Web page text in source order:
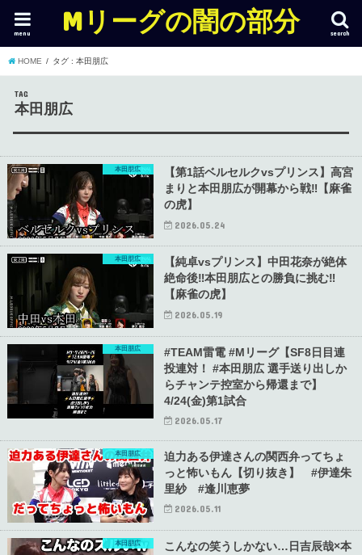
Mリーグの闇の部分 search
menu
HOME タグ : 本田朋広
TAG
本田朋広
本田朋広
【第1話ベルセルクvsプリンス】高宮
まりと本田朋広が開幕から戦‼【麻雀
の虎】
2026.05.24
本田朋広
【純卓vsプリンス】中田花奈が絶体
絶命後‼本田朋広との勝負に挑む‼
【麻雀の虎】
2026.05.19
本田朋広
#TEAM雷電 #Mリーグ【SF8日目連
投連対！ #本田朋広 選手送り出しか
らチャンテ控室から帰還まで】
4/24(金)第1試合
2026.05.17
本田朋広
迫力ある伊達さんの関西弁ってちょ
っと怖いもん【切り抜き】 #伊達朱
里紗 #逢川恵夢
2026.05.11
本田朋広
こんなの笑うしかない…日吉辰哉×本